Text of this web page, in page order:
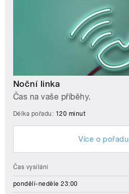
Noční linka
Čas na vaše příběhy.
Délka pořadu: 120 minut
Více o pořadu
Čas vysílání
pondělí-neděle 23:00